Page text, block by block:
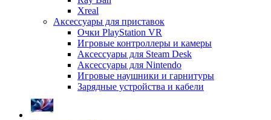
Xreal
Аксессуары для приставок
Очки PlayStation VR
Игровые контроллеры и камеры
Аксессуары для Steam Desk
Аксессуары для Nintendo
Игровые наушники и гарнитуры
Зарядные устройства и кабели